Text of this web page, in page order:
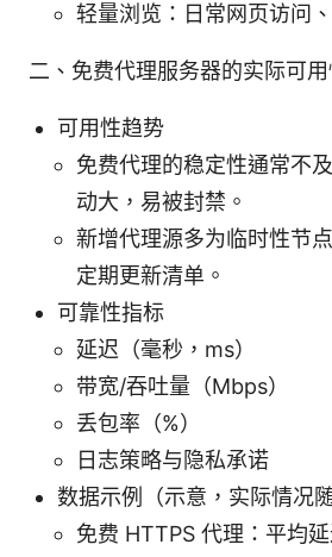
轻量浏览：日常网页访问
二、免费代理服务器的实际可
可用性趋势
免费代理的稳定性通常不
动大，易被封禁。
新增代理源多为临时性节
定期更新清单。
可靠性指标
延迟（毫秒，ms）
带宽/吞吐量（Mbps）
丢包率（%）
日志策略与隐私承诺
数据示例（示意，实际情况随
免费 HTTPS 代理：平均